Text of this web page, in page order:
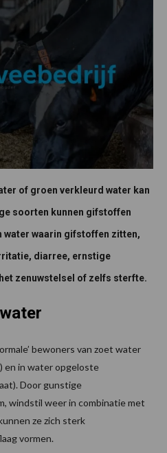
of groen verkleurd water kan
soorten kunnen gifstoffen
water waarin gifstoffen zitten,
diarree, ernstige
zenuwstelsel of zelfs sterfte.
bewoners van zoet water
en in water opgeloste
Door gunstige
windstil weer in combinatie met
ze zich sterk
vormen.